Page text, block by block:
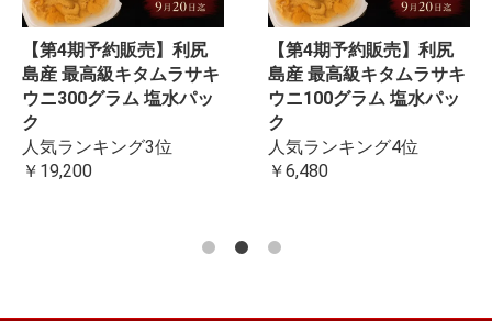
【第4期予約販売】利尻
島産 最高級キタムラサキ
ウニ300グラム 塩水パッ
ク
人気ランキング3位
￥19,200
【第4期予約販売】利尻
島産 最高級キタムラサキ
ウニ100グラム 塩水パッ
ク
人気ランキング4位
￥6,480